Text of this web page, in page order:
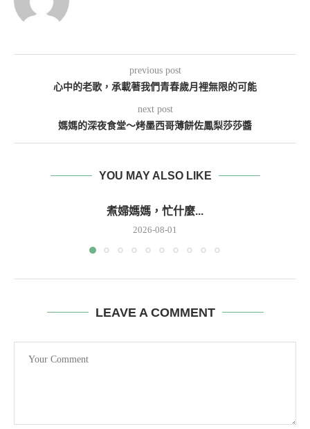
previous post
心中的老歌，承載著我們青春歲月裡無限的可能
next post
媽媽的深夜食堂～烤墨西哥薄餅佐鳳梨莎莎醬
YOU MAY ALSO LIKE
煮婦媽媽，忙什麼...
2026-08-01
LEAVE A COMMENT